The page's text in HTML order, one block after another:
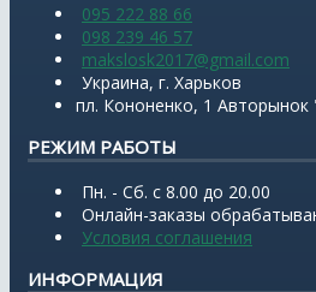
095 222 88 66
098 239 46 57
makslosk2017@gmail.com
Украина, г. Харьков
пл. Кононенко, 1 Авторынок
РЕЖИМ РАБОТЫ
Пн. - Сб. с 8.00 до 20.00
Онлайн-заказы
Условия соглашения
ИНФОРМАЦИЯ